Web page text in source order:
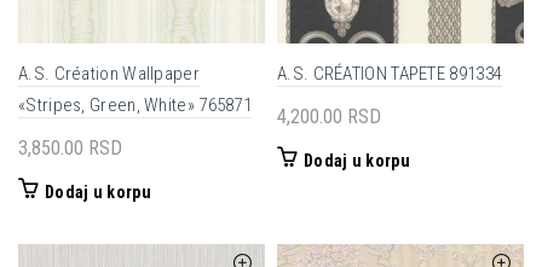
A.S. Création Wallpaper
«Stripes, Green, White» 765871
3,850.00 RSD
Dodaj u korpu
A.S. CRÉATION TAPETE 891334
4,200.00 RSD
Dodaj u korpu